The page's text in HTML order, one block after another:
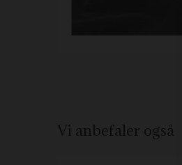
Vi anbefaler også